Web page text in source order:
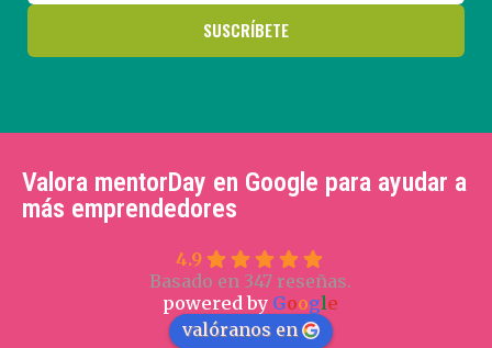
Valora mentorDay en Google para ayudar a
más emprendedores
4.9
Basado en 347 reseñas.
powered by Google
valóranos en